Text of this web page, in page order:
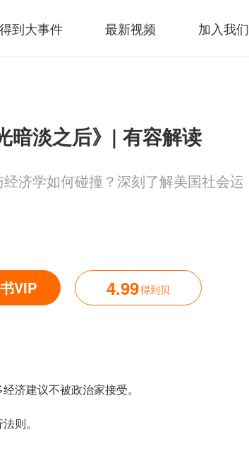
得到大事件 最新视频 加入我们
暗淡之后》| 有容解读
济学如何碰撞？深刻了解美国社会运
VIP 4.99得到贝
济建议不被政治家接受。